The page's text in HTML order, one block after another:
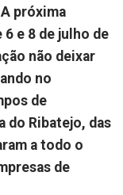
próxima
e 8 de julho de
não deixar
no
de
do Ribatejo, das
a todo o
de